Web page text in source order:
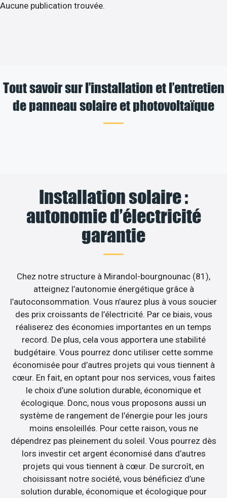
Aucune publication trouvée.
Tout savoir sur l’installation et l’entretien
de panneau solaire et photovoltaïque
Installation solaire :
autonomie d’électricité
garantie
Chez notre structure à Mirandol-bourgnounac (81),
atteignez l’autonomie énergétique grâce à
l’autoconsommation. Vous n’aurez plus à vous soucier
des prix croissants de l’électricité. Par ce biais, vous
réaliserez des économies importantes en un temps
record. De plus, cela vous apportera une stabilité
budgétaire. Vous pourrez donc utiliser cette somme
économisée pour d’autres projets qui vous tiennent à
cœur. En fait, en optant pour nos services, vous faites
le choix d’une solution durable, économique et
écologique. Donc, nous vous proposons aussi un
système de rangement de l’énergie pour les jours
moins ensoleillés. Pour cette raison, vous ne
dépendrez pas pleinement du soleil. Vous pourrez dès
lors investir cet argent économisé dans d’autres
projets qui vous tiennent à cœur. De surcroît, en
choisissant notre société, vous bénéficiez d’une
solution durable, économique et écologique pour